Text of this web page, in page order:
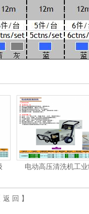
电动高压清洗机工业
返 回 】